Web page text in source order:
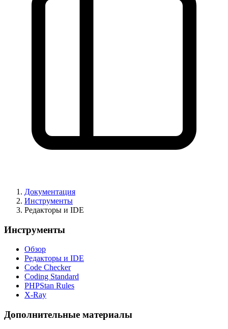
Документация
Инструменты
Редакторы и IDE
Инструменты
Обзор
Редакторы и IDE
Code Checker
Coding Standard
PHPStan Rules
X-Ray
Дополнительные материалы